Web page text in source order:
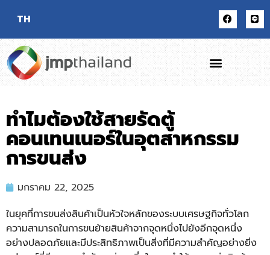
TH
ทำไมต้องใช้สายรัดตู้
คอนเทนเนอร์ในอุตสาหกรรม
การขนส่ง
มกราคม 22, 2025
ในยุคที่การขนส่งสินค้าเป็นหัวใจหลักของระบบเศรษฐกิจทั่วโลก
ความสามารถในการขนย้ายสินค้าจากจุดหนึ่งไปยังอีกจุดหนึ่ง
อย่างปลอดภัยและมีประสิทธิภาพเป็นสิ่งที่มีความสำคัญอย่างยิ่ง